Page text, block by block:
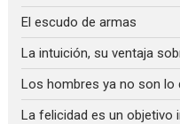
El escudo de armas
La intuición, su ventaja
Los hombres ya no son lo
La felicidad es un objetivo